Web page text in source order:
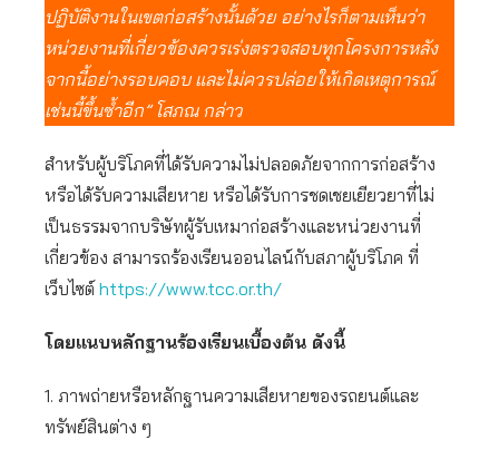
ปฏิบัติงานในเขตก่อสร้างนั้นด้วย อย่างไรก็ตามเห็นว่า
หน่วยงานที่เกี่ยวข้องควรเร่งตรวจสอบทุกโครงการหลัง
จากนี้อย่างรอบคอบ และไม่ควรปล่อยให้เกิดเหตุการณ์
เช่นนี้ขึ้นซ้ำอีก” โสภณ กล่าว
สำหรับผู้บริโภคที่ได้รับความไม่ปลอดภัยจากการก่อสร้าง
หรือได้รับความเสียหาย หรือได้รับการชดเชยเยียวยาที่ไม่
เป็นธรรมจากบริษัทผู้รับเหมาก่อสร้างและหน่วยงานที่
เกี่ยวข้อง สามารถร้องเรียนออนไลน์กับสภาผู้บริโภค ที่
เว็บไซต์ https://www.tcc.or.th/
โดยแนบหลักฐานร้องเรียนเบื้องต้น ดังนี้
1. ภาพถ่ายหรือหลักฐานความเสียหายของรถยนต์และ
ทรัพย์สินต่าง ๆ